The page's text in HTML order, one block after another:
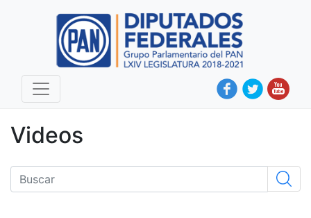
Videos